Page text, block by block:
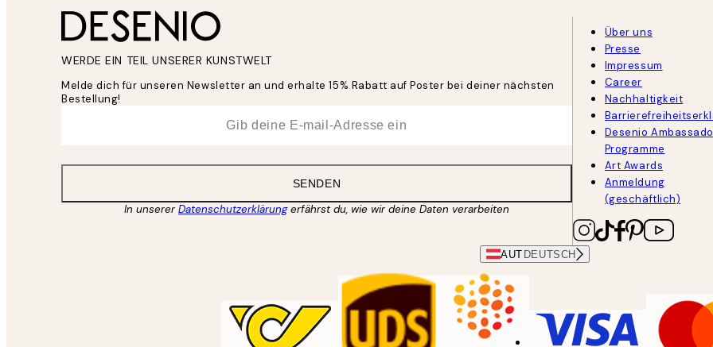
WERDE EIN TEIL UNSERER KUNSTWELT
Melde dich für unseren Newsletter an und erhalte 15% Rabatt auf Poster bei deiner nächsten
Bestellung!
SENDEN
In unsererDatenschutzerklärungerfährst du, wie wir deine Daten verarbeiten
Über uns
Presse
Impressum
Career
Nachhaltigkeit
Desenio
Programme
Art Awards
Anmeldung
(geschäftlich)
AUT DEUTSCH